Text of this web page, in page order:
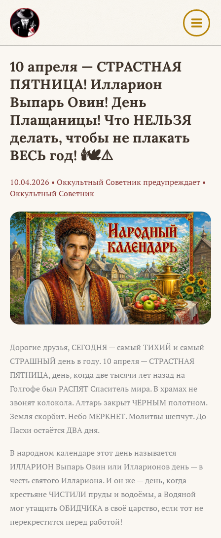
Перейти
содержимому
10 апреля — СТРАСТНАЯ
ПЯТНИЦА! Илларион
Выпарь Овин! День
Плащаницы! Что НЕЛЬЗЯ
делать, чтобы не плакать
ВЕСЬ год! 🕯️🕊️⚠️
10.04.2026 • Оккультный Советник предупреждает •
Оккультный Советник
Дорогие друзья, СЕГОДНЯ — самый ТИХИЙ и самый
СТРАШНЫЙ день в году. 10 апреля — СТРАСТНАЯ
ПЯТНИЦА, день, когда две тысячи лет назад на
Голгофе был РАСПЯТ Спаситель мира. В храмах не
звонят колокола. Алтарь закрыт ЧЁРНЫМ полотном.
Земля скорбит. Небо МЕРКНЕТ. Молитвы шепчут. До
Пасхи остаётся ДВА дня.
В народном календаре этот день называется
ИЛЛАРИОН Выпарь Овин или Илларионов день — в
честь святого Иллариона. И он же — день, когда
крестьяне ЧИСТИЛИ пруды и водоёмы, а Водяной
мог утащить ОБИДЧИКА в своё царство, если тот не
перекрестится перед работой!